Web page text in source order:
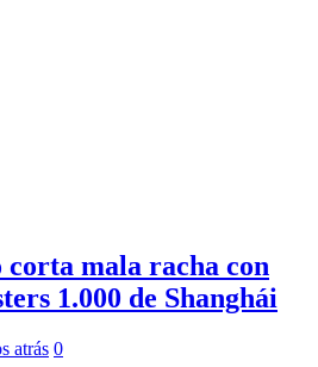
mala racha con
1.000 de Shanghái
atrás 0